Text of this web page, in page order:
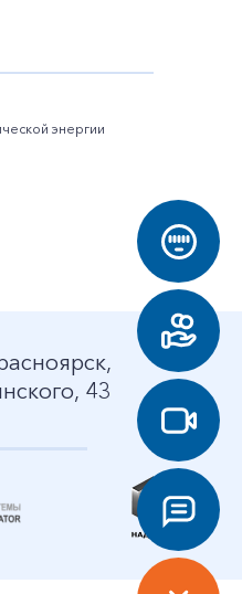
энергии
43